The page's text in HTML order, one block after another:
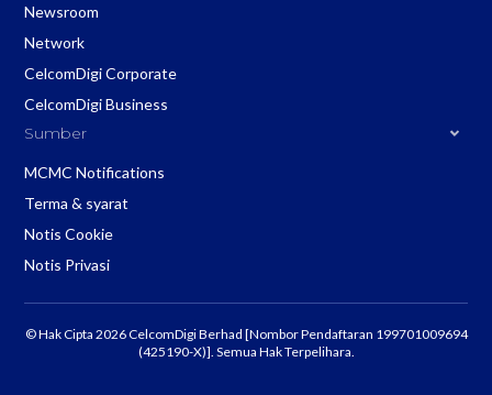
Newsroom
Network
CelcomDigi Corporate
CelcomDigi Business
Sumber
MCMC Notifications
Terma & syarat
Notis Cookie
Notis Privasi
© Hak Cipta 2026 CelcomDigi Berhad [Nombor Pendaftaran 199701009694
(425190-X)]. Semua Hak Terpelihara.